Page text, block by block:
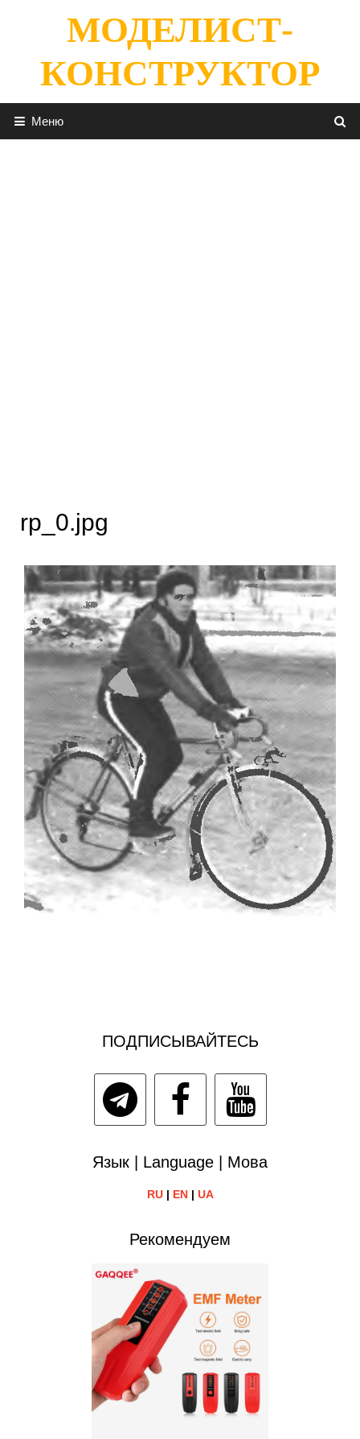
содержимомуМОДЕЛИСТ-
КОНСТРУКТОР
Меню
rp_0.jpg
ПОДПИСЫВАЙТЕСЬ
Язык | Language | Мова
RU| EN| UA
Рекомендуем